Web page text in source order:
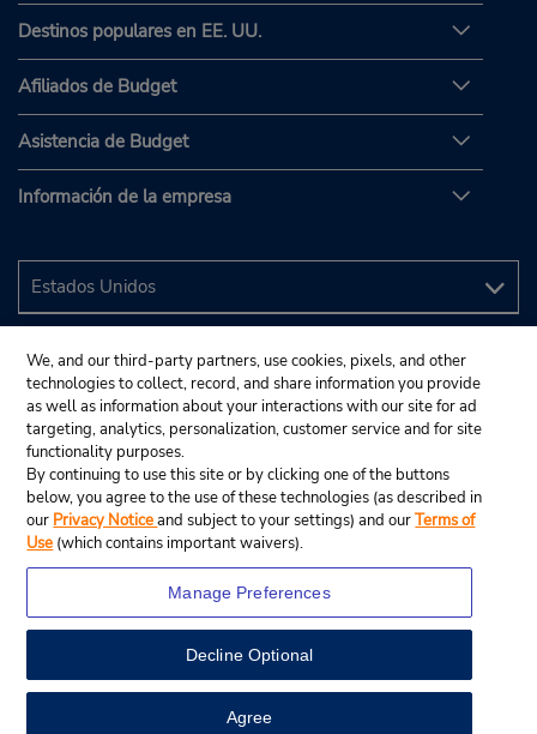
View Map
Destinos populares en EE. UU.
Afiliados de Budget
Asistencia de Budget
Información de la empresa
© 2024 Budget Rent A Car System, Inc.
We, and our third-party partners, use cookies, pixels, and other
technologies to collect, record, and share information you provide
as well as information about your interactions with our site for ad
targeting, analytics, personalization, customer service and for site
functionality purposes.
By continuing to use this site or by clicking one of the buttons
below, you agree to the use of these technologies (as described in
our Privacy Noticeand subject to your settings) and ourTerms of
Use (which contains important waivers).
Manage Preferences
Decline Optional
Agree